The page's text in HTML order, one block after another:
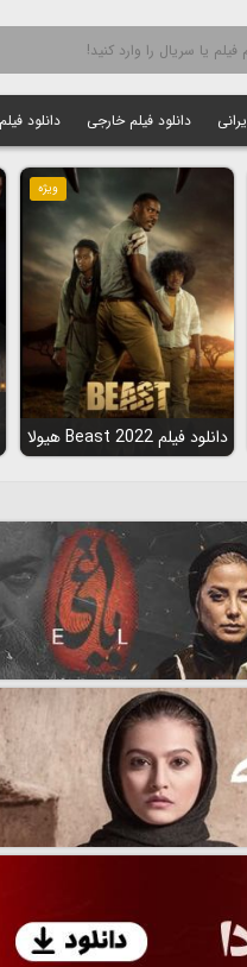
دانلود فیلم خارجی دانلود
ویژه
دانلود فیلم Beast 2022 هیولا